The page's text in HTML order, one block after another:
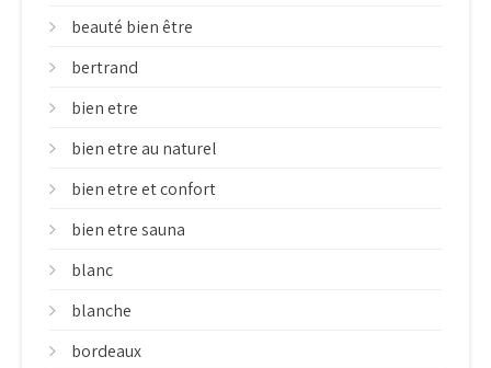
beauté bien être
bertrand
bien etre
bien etre au naturel
bien etre et confort
bien etre sauna
blanc
blanche
bordeaux